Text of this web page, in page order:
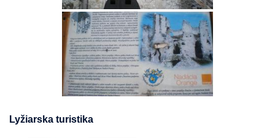
Lyžiarska turistika